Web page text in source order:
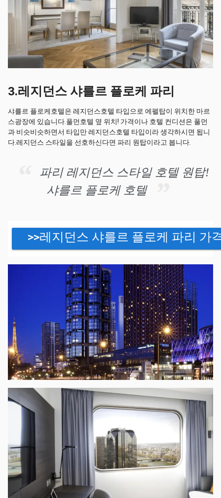
3.레지던스 샤를르 플로케 파리
샤를르 플로케호텔은 레지던스호텔 타입으로 에펠탑이 위치한 마르
스광장에 있습니다.풀먼호텔 옆 위치! 가격이나 호텔 컨디션은 풀먼
과 비슷비슷하면서 타입만 레지던스호텔 타입이라 생각하시면 됩니
다.레지던스 스타일을 선호하신다면 파리 원탑이라고 봅니다.
파리 레지던스 스타일 호텔 원탑!
샤를르 플로케 호텔
>>레지던스 샤를르 플로케 파리 가